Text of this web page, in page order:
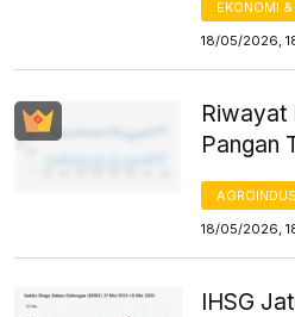
EKONOMI
18/05/2026,
Riwayat
Pangan
18/05/2026,
IHSG